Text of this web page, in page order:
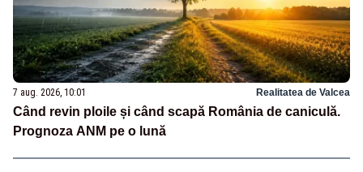
7 aug. 2026, 10:01 Realitatea de Valcea
Când revin ploile și când scapă România de caniculă.
Prognoza ANM pe o lună